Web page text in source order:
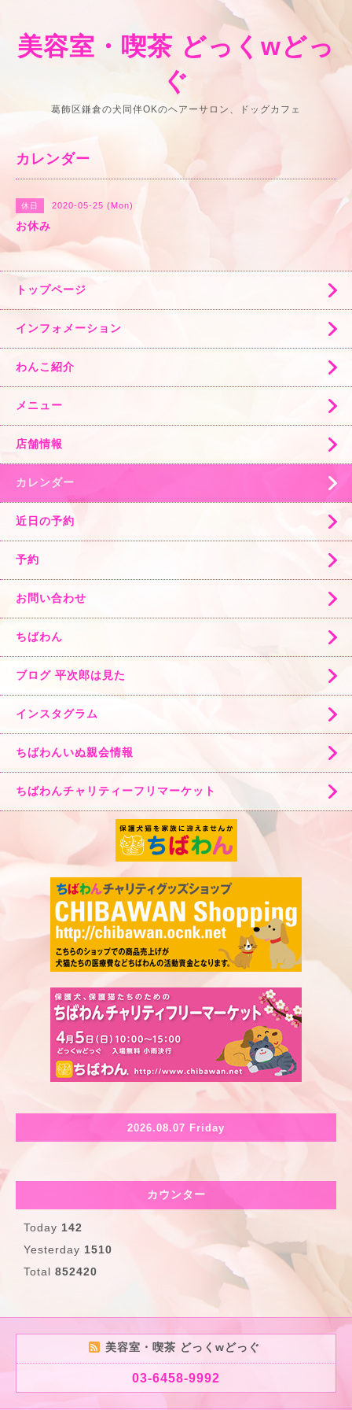
美容室・喫茶 どっくwどっ
ぐ
葛飾区鎌倉の犬同伴OKのヘアーサロン、ドッグカフェ
カレンダー
休日 2020-05-25 (Mon)
お休み
トップページ
インフォメーション
わんこ紹介
メニュー
店舗情報
カレンダー
近日の予約
予約
お問い合わせ
ちばわん
ブログ 平次郎は見た
インスタグラム
ちばわんいぬ親会情報
ちばわんチャリティーフリマーケット
2026.08.07 Friday
カウンター
Today 142
Yesterday 1510
Total 852420
美容室・喫茶 どっくwどっぐ
03-6458-9992